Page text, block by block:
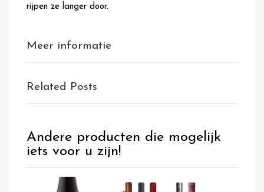
rijpen ze langer door.
Meer informatie
Related Posts
Andere producten die mogelijk
iets voor u zijn!